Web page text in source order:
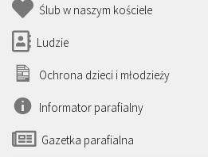
Ślub w naszym kościele
Ludzie
Ochrona dzieci i młodzieży
Informator parafialny
Gazetka parafialna